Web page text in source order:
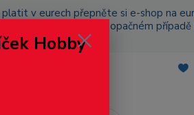
platit v eurech přepněte si e-shop na
za poštovné, v opačném
Hobby